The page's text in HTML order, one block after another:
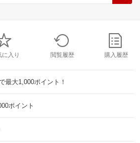
に入り 閲覧履歴 購入履歴
最大1,000ポイント！
ポイント